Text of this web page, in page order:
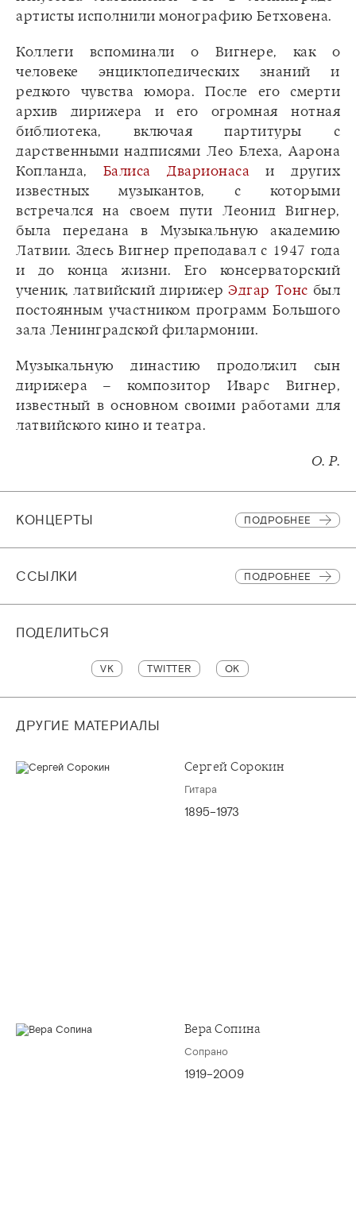
артисты исполнили монографию Бетховена.
Коллеги вспоминали о Вигнере, как о
человеке энциклопедических знаний и
редкого чувства юмора. После его смерти
архив дирижера и его огромная нотная
библиотека, включая партитуры с
дарственными надписями Лео Блеха, Аарона
Копланда, Балиса Дварионаса и других
известных музыкантов, с которыми
встречался на своем пути Леонид Вигнер,
была передана в Музыкальную академию
Латвии. Здесь Вигнер преподавал с 1947 года
и до конца жизни. Его консерваторский
ученик, латвийский дирижерЭдгар Тонс был
постоянным участником программ Большого
зала Ленинградской филармонии.
Музыкальную династию продолжил сын
дирижера – композитор Иварс Вигнер,
известный в основном своими работами для
латвийского кино и театра.
О. Р.
КОНЦЕРТЫ ПОДРОБНЕЕ
CСЫЛКИ ПОДРОБНЕЕ
ПОДЕЛИТЬСЯ
VK TWITTER OK
ДРУГИЕ МАТЕРИАЛЫ
Сергей Сорокин
Гитара
1895–1973
Вера Сопина
Сопрано
1919–2009